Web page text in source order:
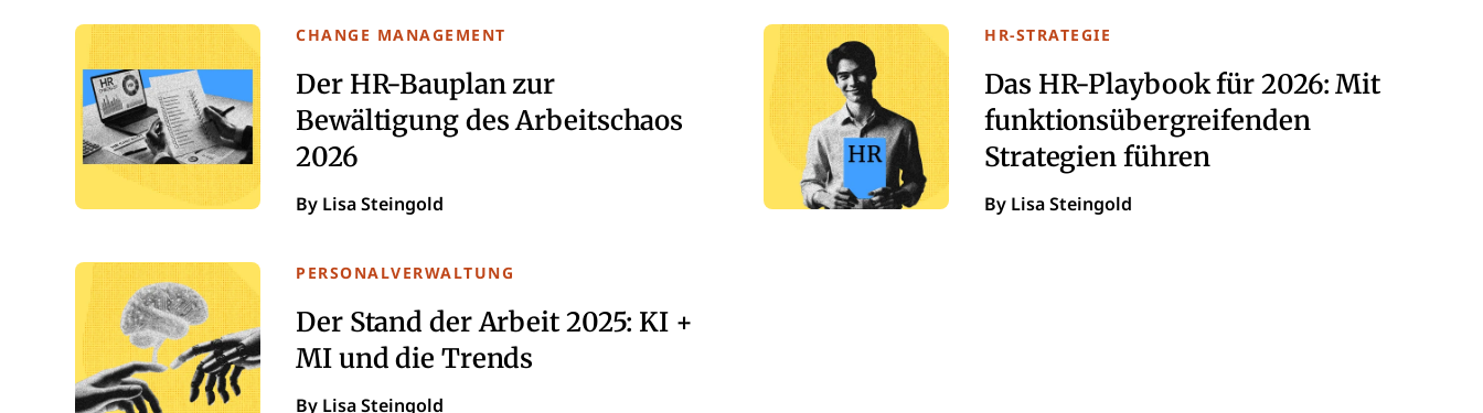
CHANGE MANAGEMENT
Der HR-Bauplan zur
Bewältigung des Arbeitschaos
2026
By Lisa Steingold
HR-STRATEGIE
Das HR-Playbook für 2026: Mit
funktionsübergreifenden
Strategien führen
By Lisa Steingold
PERSONALVERWALTUNG
Der Stand der Arbeit 2025: KI +
MI und die Trends
By Lisa Steingold